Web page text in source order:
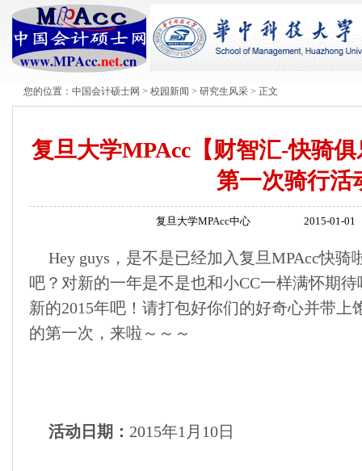
您的位置： 中国会计硕士网 > 校园新闻 > 研究生风采 > 正文
复旦大学MPAcc【财智汇-快骑
第一次骑行活
复旦大学MPAcc中心 2015-01-01
Hey guys，是不是已经加入复旦MPAcc快
吧？对新的一年是不是也和小CC一样满怀期
新的2015年吧！请打包好你们的好奇心并带上
的第一次，来啦～～～
活动日期： 2015年1月10日